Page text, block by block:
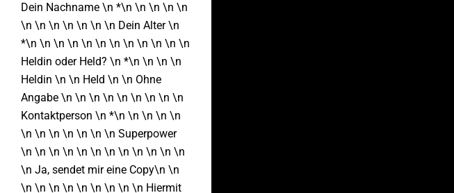
Dein Nachname \n *\n \n \n \n \n
\n \n \n \n \n \n \n Dein Alter \n
*\n \n \n \n \n \n \n \n \n \n \n \n
Heldin oder Held? \n *\n \n \n \n
Heldin \n \n HeId \n \n Ohne
Angabe \n \n \n \n \n \n \n \n \n
Kontaktperson \n *\n \n \n \n \n
\n \n \n \n \n \n \n Superpower
\n \n \n \n \n \n \n \n \n \n \n \n
\n Ja, sendet mir eine Copy\n \n
\n \n \n \n \n \n \n \n \n Hiermit